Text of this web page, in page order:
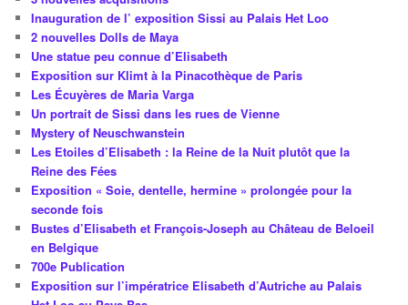
Inauguration de l’ exposition Sissi au Palais Het Loo
2 nouvelles Dolls de Maya
Une statue peu connue d’Elisabeth
Exposition sur Klimt à la Pinacothèque de Paris
Les Écuyères de Maria Varga
Un portrait de Sissi dans les rues de Vienne
Mystery of Neuschwanstein
Les Etoiles d’Elisabeth : la Reine de la Nuit plutôt que la
Reine des Fées
Exposition « Soie, dentelle, hermine » prolongée pour la
seconde fois
Bustes d’Elisabeth et François-Joseph au Château de Beloeil
en Belgique
700e Publication
Exposition sur l’impératrice Elisabeth d’Autriche au Palais